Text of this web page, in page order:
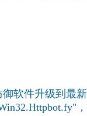
软件升级到最